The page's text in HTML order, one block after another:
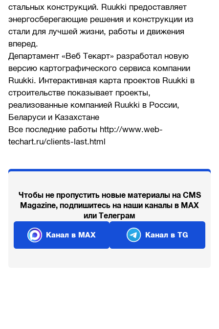
стальных конструкций. Ruukki предоставляет
энергосберегающие решения и конструкции из
стали для лучшей жизни, работы и движения
вперед.
Департамент «Веб Текарт» разработал новую
версию картографического сервиса компании
Ruukki. Интерактивная карта проектов Ruukki в
строительстве показывает проекты,
реализованные компанией Ruukki в России,
Беларуси и Казахстане
Все последние работы http://www.web-
techart.ru/clients-last.html
Чтобы не пропустить новые материалы на CMS
Magazine, подпишитесь на наши каналы в MAX
или Телеграм
Канал в MAX Канал в TG